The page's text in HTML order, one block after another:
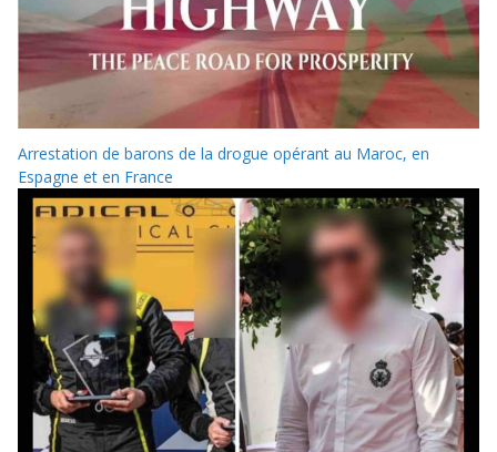
Arrestation de barons de la drogue opérant au Maroc, en
Espagne et en France